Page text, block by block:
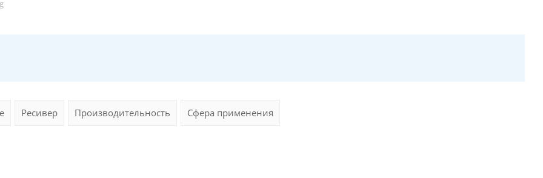
Ресивер Производительность Сфера применения